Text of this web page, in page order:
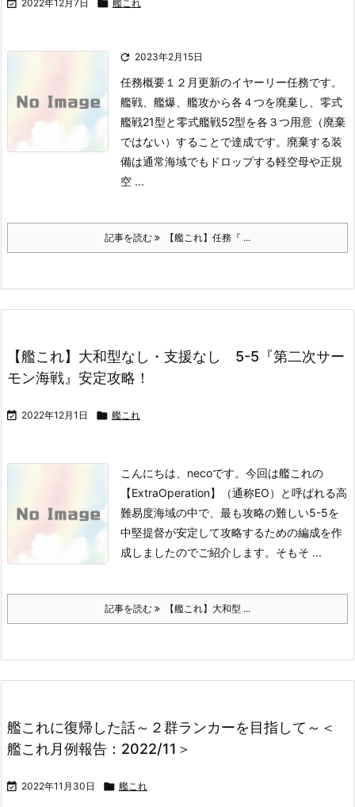
 2022年12月7日  艦これ
 2023年2月15日
任務概要１２月更新のイヤーリー任務です。
艦戦、艦爆、艦攻から各４つを廃棄し、零式
艦戦21型と零式艦戦52型を各３つ用意（廃棄
ではない）することで達成です。 廃棄する装
備は通常海域でもドロップする軽空母や正規
空 ...
記事を読む 【艦これ】任務『 ...
【艦これ】大和型なし・支援なし 5-5『第二次サー
モン海戦』安定攻略！
 2022年12月1日  艦これ
こんにちは、necoです。 今回は艦これの
【ExtraOperation】（通称EO）と呼ばれる高
難易度海域の中で、最も攻略の難しい5-5を
中堅提督が安定して攻略するための編成を作
成しましたのでご紹介します。 そもそ ...
記事を読む 【艦これ】大和型 ...
艦これに復帰した話～２群ランカーを目指して～＜
艦これ月例報告：2022/11＞
 2022年11月30日  艦これ